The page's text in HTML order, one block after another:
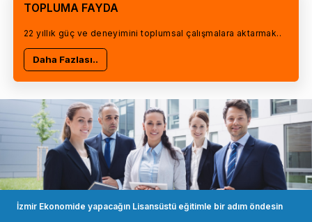
TOPLUMA FAYDA
22 yıllık güç ve deneyimini toplumsal çalışmalara aktarmak..
Daha Fazlası..
İzmir Ekonomide yapacağın Lisansüstü eğitimle bir adım öndesin